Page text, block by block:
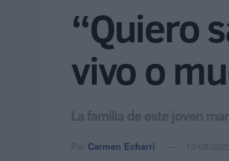
“Quiero
vivo o
La familia de este joven
Por Carmen Echarri 13/08/